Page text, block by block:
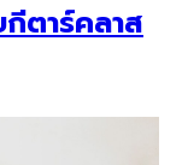
ตาร์คลาส